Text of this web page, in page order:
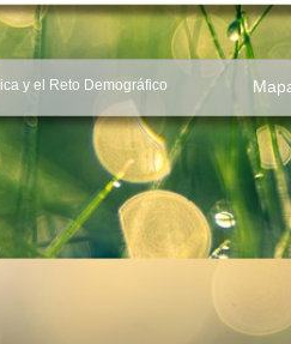
y el Reto Demográfico